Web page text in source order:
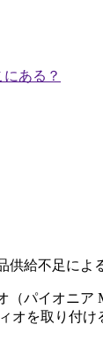
ある？
給不足に
パイオニア
オを取り付け